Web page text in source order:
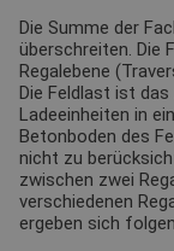
Die Summe der
überschreiten. Die
Regalebene
Die Feldlast ist
Ladeeinheiten in
Betonboden des
nicht zu
zwischen zwei
verschiedenen
ergeben sich